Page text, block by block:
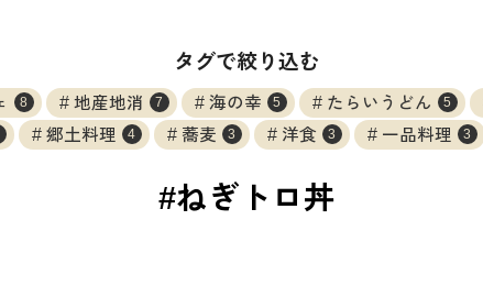
タグで絞り込む
8 地産地消 7 海の幸 5 たらいうどん 5
郷土料理 4 蕎麦 3 洋食 3 一品料理 3
#ねぎトロ丼